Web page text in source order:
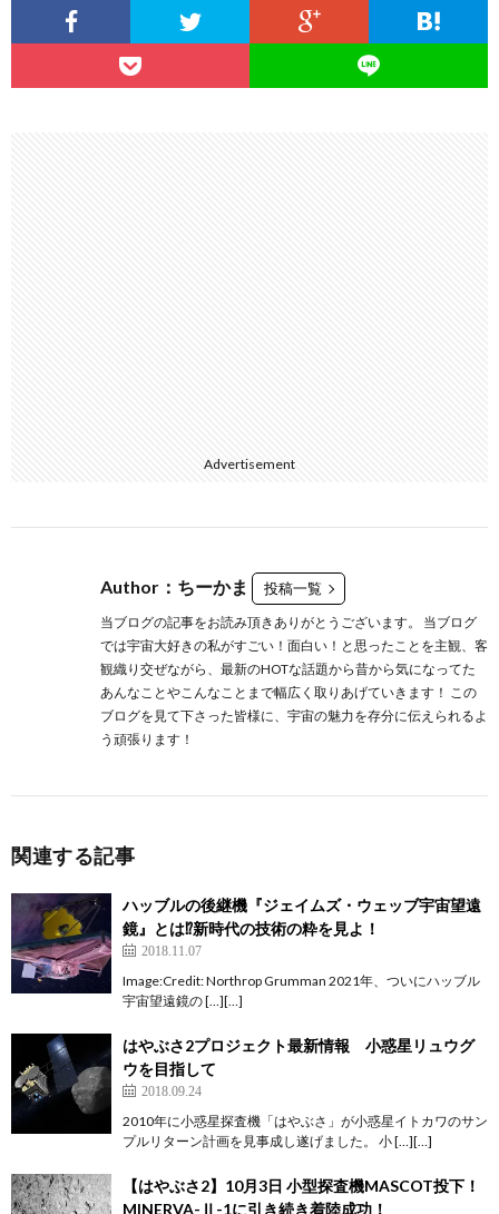
Advertisement
Author：ちーかま 投稿一覧
当ブログの記事をお読み頂きありがとうございます。 当ブログ
では宇宙大好きの私がすごい！面白い！と思ったことを主観、客
観織り交ぜながら、最新のHOTな話題から昔から気になってた
あんなことやこんなことまで幅広く取りあげていきます！ この
ブログを見て下さった皆様に、宇宙の魅力を存分に伝えられるよ
う頑張ります！
関連する記事
ハッブルの後継機『ジェイムズ・ウェッブ宇宙望遠
鏡』とは⁉新時代の技術の粋を見よ！
2018.11.07
Image:Credit: Northrop Grumman 2021年、ついにハッブル
宇宙望遠鏡の […][…]
はやぶさ2プロジェクト最新情報 小惑星リュウグ
ウを目指して
2018.09.24
2010年に小惑星探査機「はやぶさ」が小惑星イトカワのサン
プルリターン計画を見事成し遂げました。 小 […][…]
【はやぶさ2】10月3日 小型探査機MASCOT投下！
MINERVA-Ⅱ-1に引き続き着陸成功！